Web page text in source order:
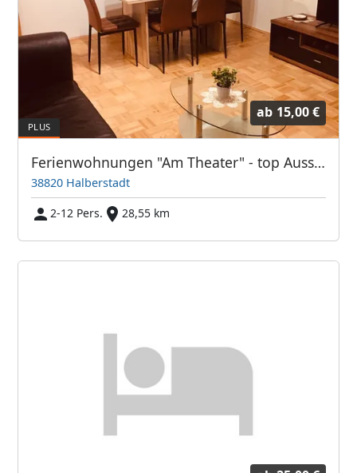
ab 15,00 €
Ferienwohnungen "Am Theater" - top Ausstattung, bis zu 12 Personen
38820 Halberstadt
2-12 Pers.
28,55 km